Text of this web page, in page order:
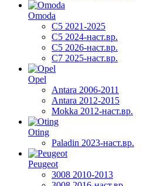
Omoda
C5 2021-2025
C5 2024-наст.вр.
C5 2026-наст.вр.
C7 2025-наст.вр.
Opel
Antara 2006-2011
Antara 2012-2015
Mokka 2012-наст.вр.
Oting
Paladin 2023-наст.вр.
Peugeot
3008 2010-2013